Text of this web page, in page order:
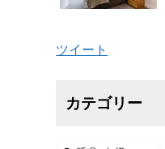
ツイート
カテゴリー